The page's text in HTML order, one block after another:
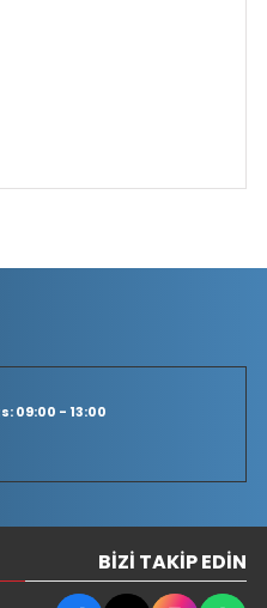
09:00 - 13:00
BIZI TAKIP EDIN